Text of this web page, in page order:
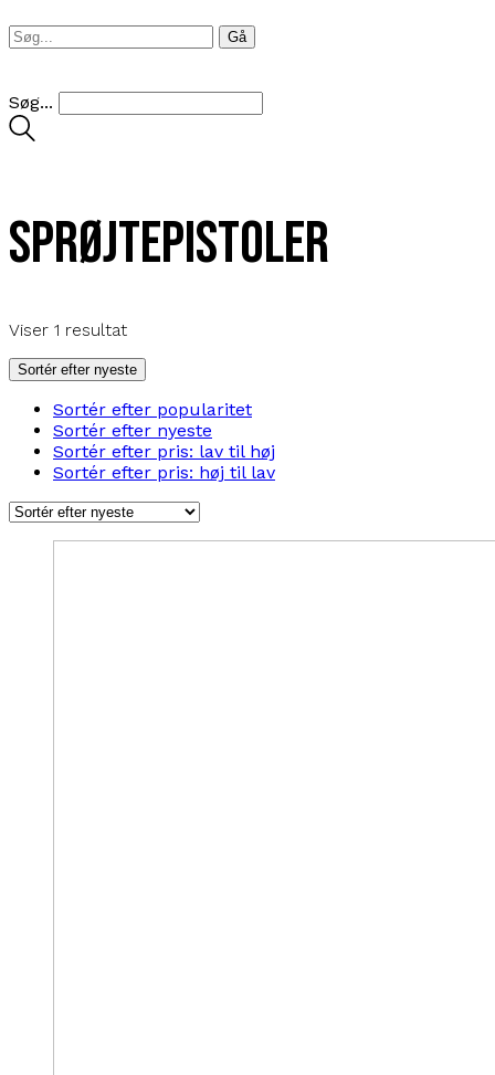
Søg...
Sprøjtepistoler
Viser 1 resultat
Sortér efter nyeste
Sortér efter popularitet
Sortér efter nyeste
Sortér efter pris: lav til høj
Sortér efter pris: høj til lav